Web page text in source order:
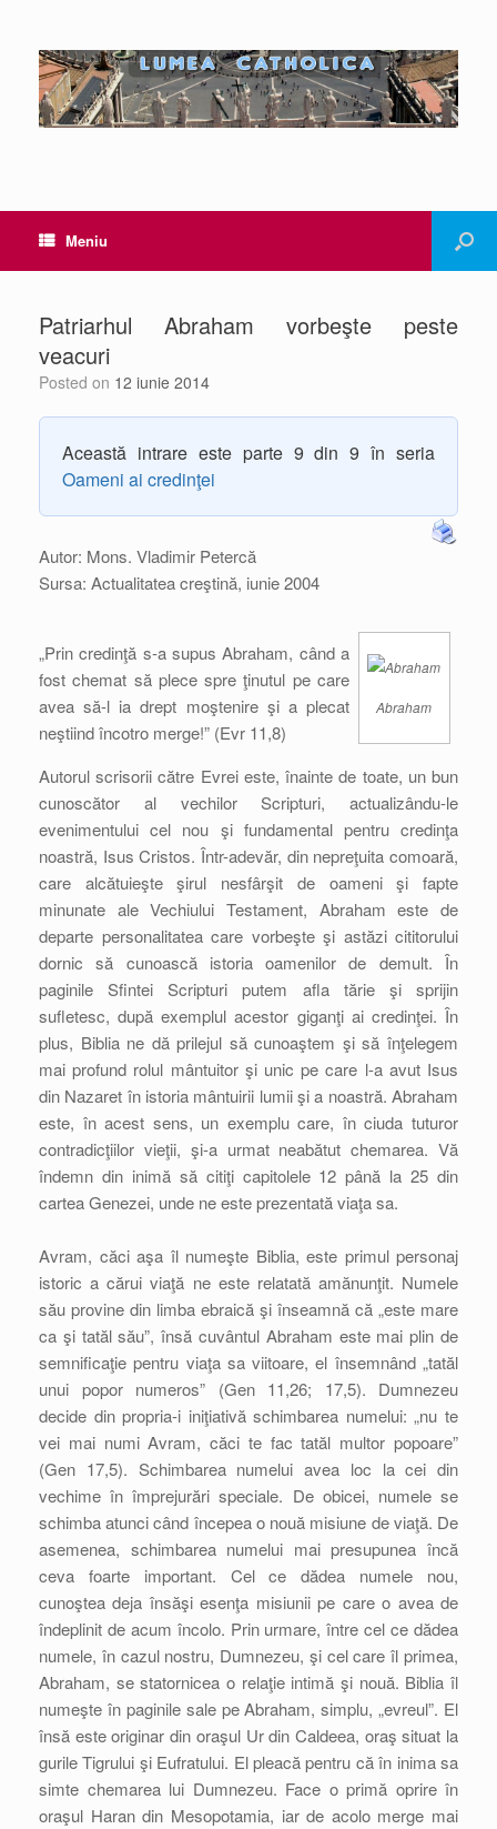
Meniu
Patriarhul Abraham vorbeşte peste
veacuri
Posted on 12 iunie 2014
Această intrare este parte 9 din 9 în seria
Oameni ai credinţei
Autor: Mons. Vladimir Petercă
Sursa: Actualitatea creştină, iunie 2004
Abraham
„Prin credinţă s-a supus Abraham, când a
fost chemat să plece spre ţinutul pe care
avea să-l ia drept moştenire şi a plecat
neştiind încotro merge!” (Evr 11,8)
Autorul scrisorii către Evrei este, înainte de toate, un bun
cunoscător al vechilor Scripturi, actualizându-le
evenimentului cel nou şi fundamental pentru credinţa
noastră, Isus Cristos. Într-adevăr, din nepreţuita comoară,
care alcătuieşte şirul nesfârşit de oameni şi fapte
minunate ale Vechiului Testament, Abraham este de
departe personalitatea care vorbeşte şi astăzi cititorului
dornic să cunoască istoria oamenilor de demult. În
paginile Sfintei Scripturi putem afla tărie şi sprijin
sufletesc, după exemplul acestor giganţi ai credinţei. În
plus, Biblia ne dă prilejul să cunoaştem şi să înţelegem
mai profund rolul mântuitor şi unic pe care l-a avut Isus
din Nazaret în istoria mântuirii lumii şi a noastră. Abraham
este, în acest sens, un exemplu care, în ciuda tuturor
contradicţiilor vieţii, şi-a urmat neabătut chemarea. Vă
îndemn din inimă să citiţi capitolele 12 până la 25 din
cartea Genezei, unde ne este prezentată viaţa sa.
Avram, căci aşa îl numeşte Biblia, este primul personaj
istoric a cărui viaţă ne este relatată amănunţit. Numele
său provine din limba ebraică şi înseamnă că „este mare
ca şi tatăl său”, însă cuvântul Abraham este mai plin de
semnificaţie pentru viaţa sa viitoare, el însemnând „tatăl
unui popor numeros” (Gen 11,26; 17,5). Dumnezeu
decide din propria-i iniţiativă schimbarea numelui: „nu te
vei mai numi Avram, căci te fac tatăl multor popoare”
(Gen 17,5). Schimbarea numelui avea loc la cei din
vechime în împrejurări speciale. De obicei, numele se
schimba atunci când începea o nouă misiune de viaţă. De
asemenea, schimbarea numelui mai presupunea încă
ceva foarte important. Cel ce dădea numele nou,
cunoştea deja însăşi esenţa misiunii pe care o avea de
îndeplinit de acum încolo. Prin urmare, între cel ce dădea
numele, în cazul nostru, Dumnezeu, şi cel care îl primea,
Abraham, se statornicea o relaţie intimă şi nouă. Biblia îl
numeşte în paginile sale pe Abraham, simplu, „evreul”. El
însă este originar din oraşul Ur din Caldeea, oraş situat la
gurile Tigrului şi Eufratului. El pleacă pentru că în inima sa
simte chemarea lui Dumnezeu. Face o primă oprire în
oraşul Haran din Mesopotamia, iar de acolo merge mai